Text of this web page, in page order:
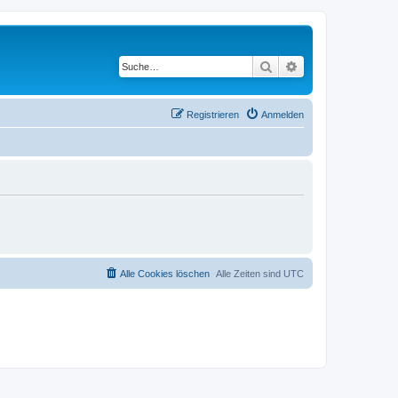
Suche
Anmelden
Registrieren
Alle Zeiten sind UTC
Alle Cookies löschen